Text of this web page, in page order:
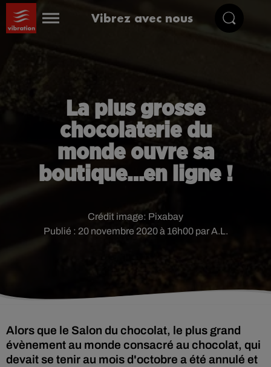
Vibrez avec nous
La plus grosse
chocolaterie du
monde ouvre sa
boutique…en ligne !
Publié : 20 novembre 2020 à 16h00 par A.L.
Crédit image: Pixabay
Alors que le Salon du chocolat, le plus grand
évènement au monde consacré au chocolat, qui
devait se tenir au mois d'octobre a été annulé et